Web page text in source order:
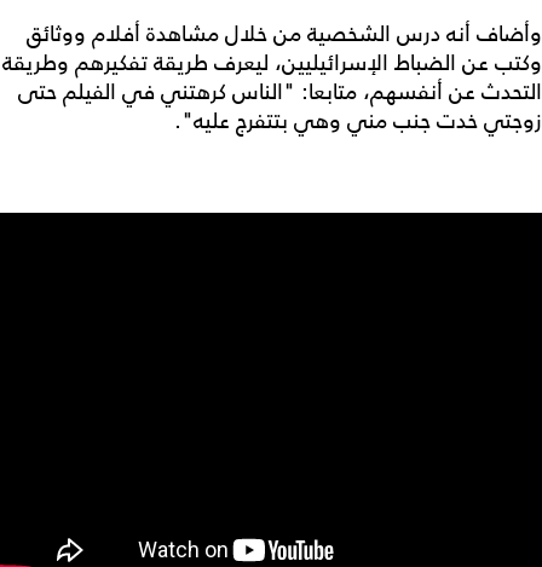
وأضاف أنه درس الشخصية من خلال مشاهدة أفلام ووثائق
وكتب عن الضباط الإسرائيليين، ليعرف طريقة تفكيرهم وطريقة
التحدث عن أنفسهم، متابعا: "الناس كرهتني في الفيلم حتى
زوجتي خدت جنب مني وهي بتتفرج عليه".